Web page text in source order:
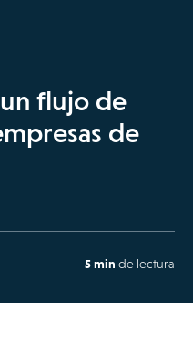
flujo de
de
5 min de lectura